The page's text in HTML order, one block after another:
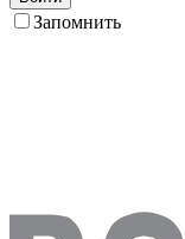
Запомнить